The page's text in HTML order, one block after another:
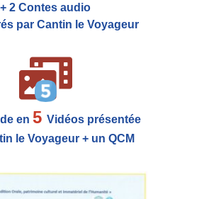
+ 2 Contes audio
par Cantin le Voyageur
en 5 Vidéos présentée
le Voyageur + un QCM